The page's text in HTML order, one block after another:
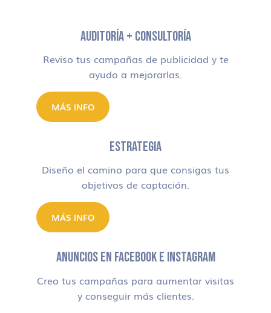
AUDITORÍA + CONSULTORÍA
Reviso tus campañas de publicidad y te
ayudo a mejorarlas.
MÁS INFO
ESTRATEGIA
Diseño el camino para que consigas tus
objetivos de captación.
MÁS INFO
ANUNCIOS EN FACEBOOK E INSTAGRAM
Creo tus campañas para aumentar visitas
y conseguir más clientes.